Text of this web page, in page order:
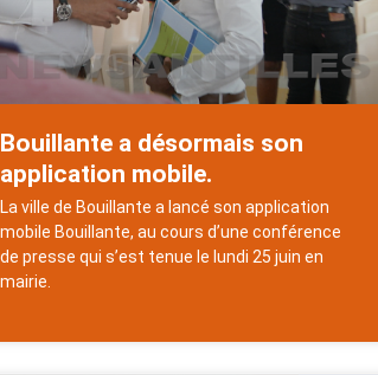
Bouillante a désormais son
application mobile.
La ville de Bouillante a lancé son application
mobile Bouillante, au cours d’une conférence
de presse qui s’est tenue le lundi 25 juin en
mairie.